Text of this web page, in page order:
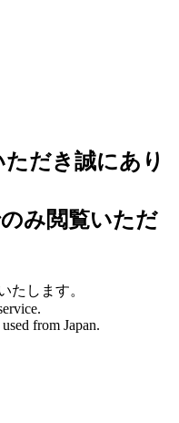
だき誠にあり
み閲覧いただ
たします。
from Japan.